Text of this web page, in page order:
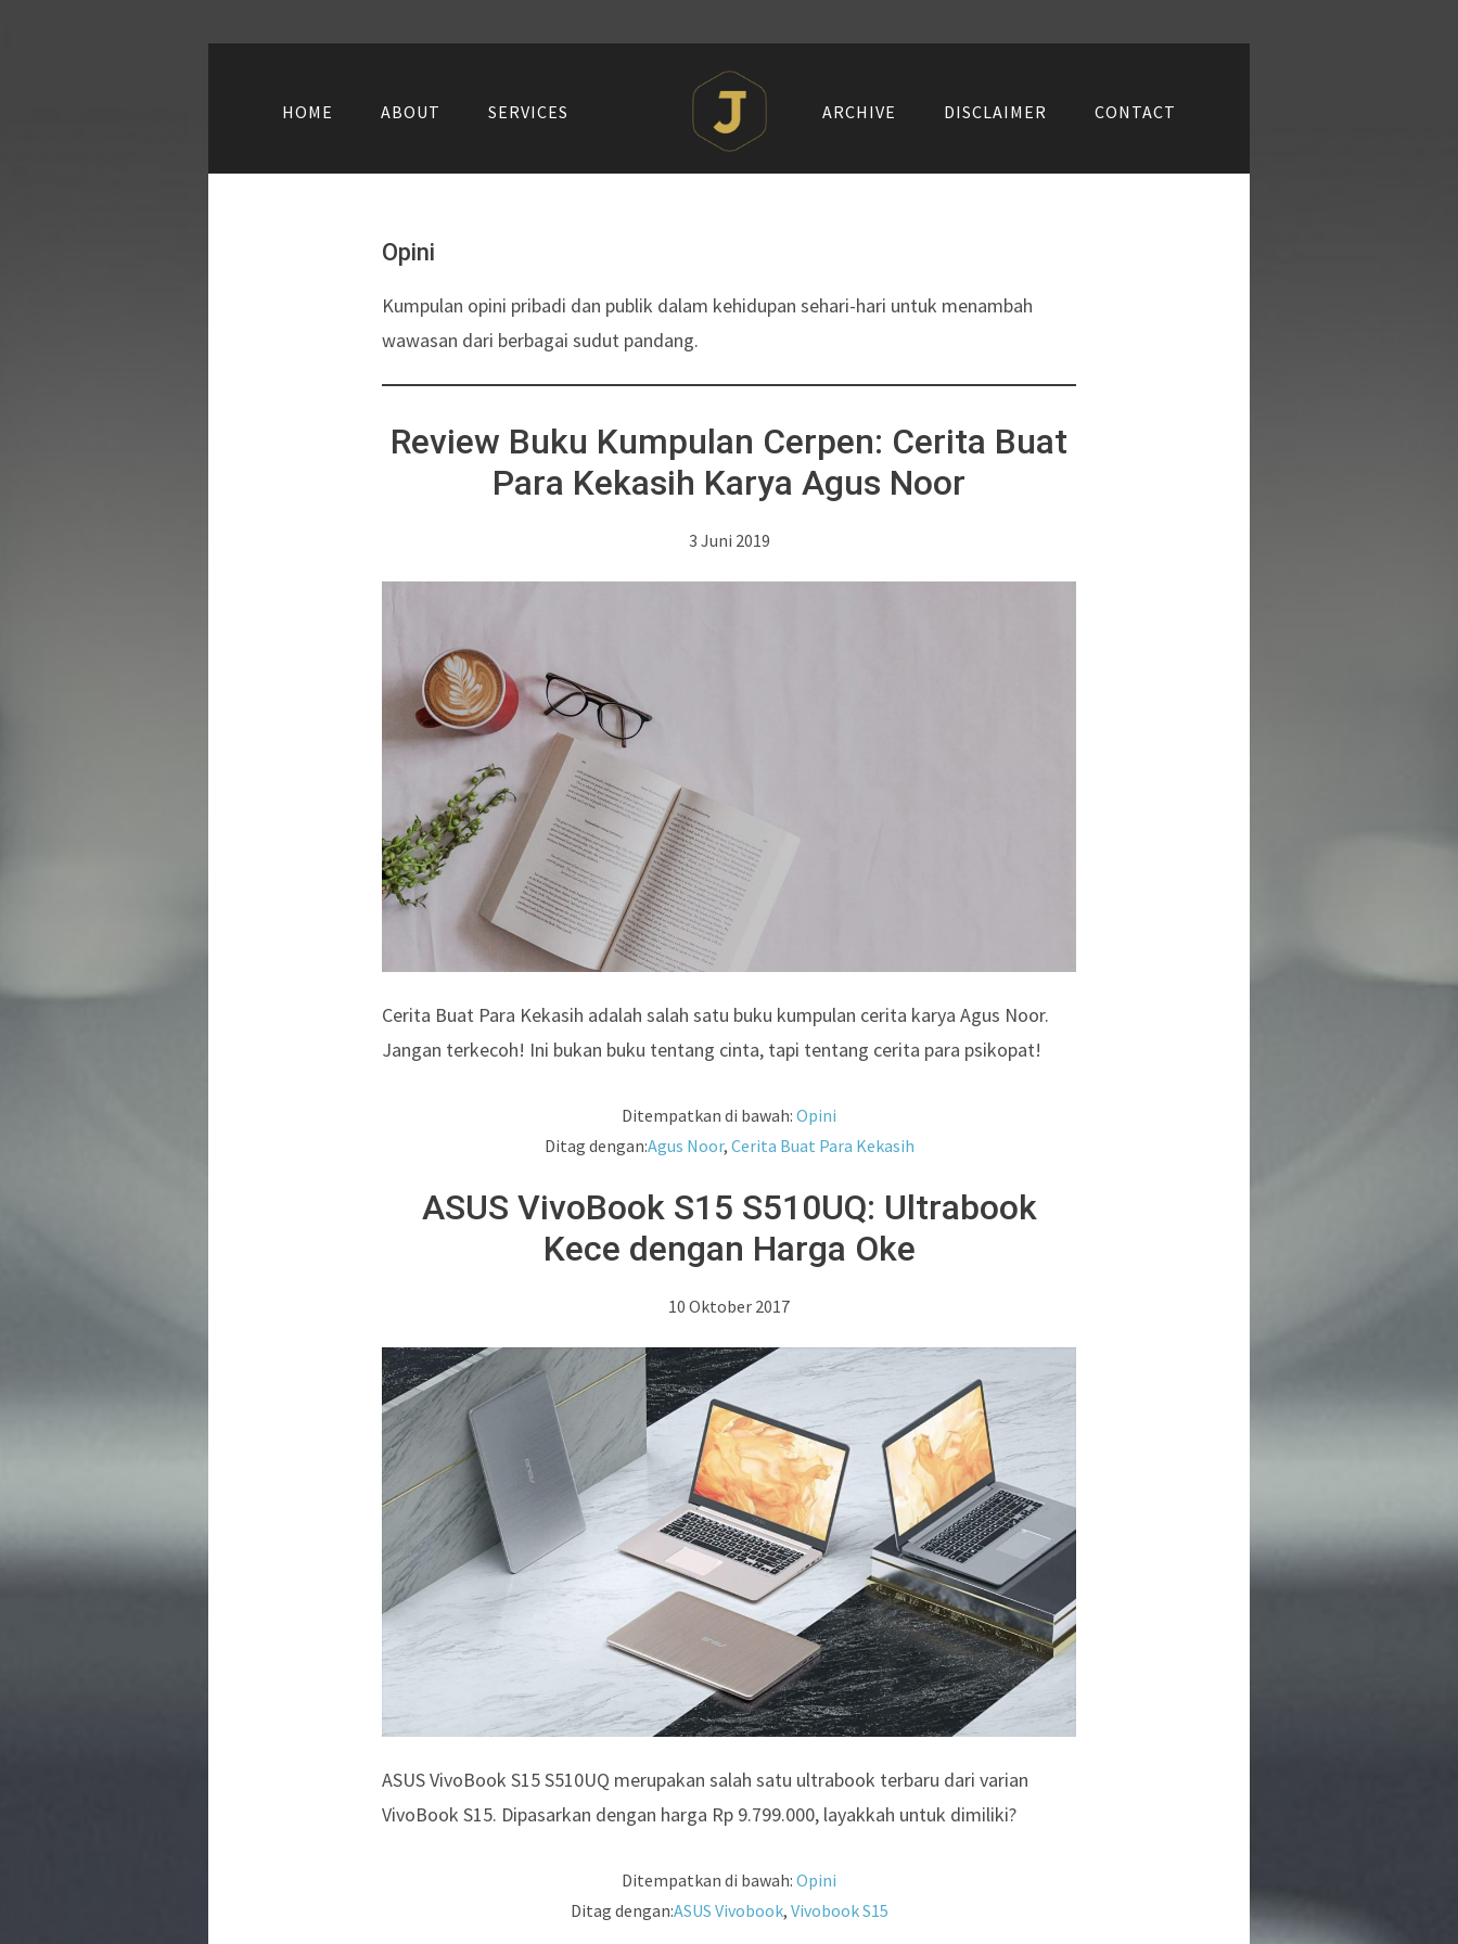
HOME ABOUT SERVICES ARCHIVE DISCLAIMER CONTACT
Opini
Kumpulan opini pribadi dan publik dalam kehidupan sehari-hari untuk menambah
wawasan dari berbagai sudut pandang.
Review Buku Kumpulan Cerpen: Cerita Buat
Para Kekasih Karya Agus Noor
3 Juni 2019
Cerita Buat Para Kekasih adalah salah satu buku kumpulan cerita karya Agus Noor.
Jangan terkecoh! Ini bukan buku tentang cinta, tapi tentang cerita para psikopat!
Ditempatkan di bawah: Opini
Ditag dengan:Agus Noor, Cerita Buat Para Kekasih
ASUS VivoBook S15 S510UQ: Ultrabook
Kece dengan Harga Oke
10 Oktober 2017
ASUS VivoBook S15 S510UQ merupakan salah satu ultrabook terbaru dari varian
VivoBook S15. Dipasarkan dengan harga Rp 9.799.000, layakkah untuk dimiliki?
Ditempatkan di bawah: Opini
Ditag dengan:ASUS Vivobook, Vivobook S15